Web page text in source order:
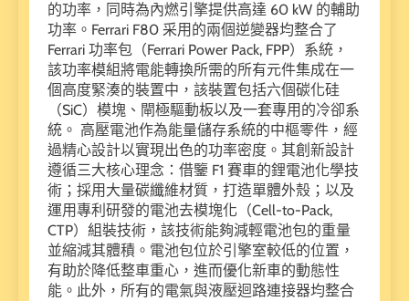
的功率，同時為內燃引擎提供高達 60 kW 的輔助
功率。Ferrari F80 采用的兩個逆變器均整合了
Ferrari 功率包（Ferrari Power Pack, FPP）系統，
該功率模組將電能轉換所需的所有元件集成在一
個高度緊湊的裝置中，該裝置包括六個碳化硅
（SiC）模塊、閘極驅動板以及一套專用的冷卻系
統。 高壓電池作為能量儲存系統的中樞零件，經
過精心設計以實現出色的功率密度。其創新設計
遵循三大核心理念：借鑒 F1 賽車的鋰電池化學技
術；採用大量碳纖維材質，打造單體外殼；以及
運用專利研發的電池去模塊化（Cell-to-Pack,
CTP）組裝技術，該技術能夠減輕電池包的重量
並縮減其體積。電池包位於引擎室較低的位置，
有助於降低整車重心，進而優化新車的動態性
能。此外，所有的電氣與液壓迴路連接器均整合